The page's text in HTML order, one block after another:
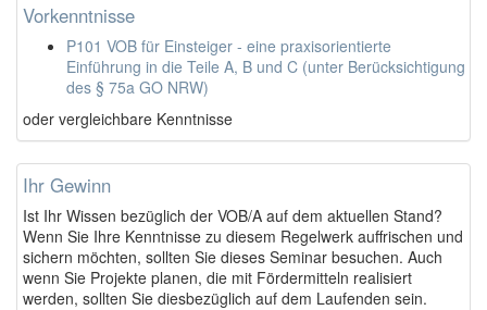
Vorkenntnisse
P101 VOB für Einsteiger - eine praxisorientierte
Einführung in die Teile A, B und C (unter Berücksichtigung
des § 75a GO NRW)
oder vergleichbare Kenntnisse
Ihr Gewinn
Ist Ihr Wissen bezüglich der VOB/A auf dem aktuellen Stand?
Wenn Sie Ihre Kenntnisse zu diesem Regelwerk auffrischen und
sichern möchten, sollten Sie dieses Seminar besuchen. Auch
wenn Sie Projekte planen, die mit Fördermitteln realisiert
werden, sollten Sie diesbezüglich auf dem Laufenden sein.